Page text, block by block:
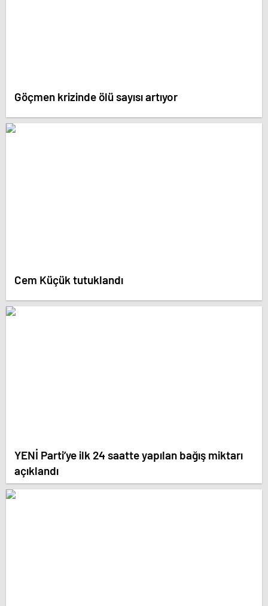
Göçmen krizinde ölü sayısı artıyor
Cem Küçük tutuklandı
YENİ Parti’ye ilk 24 saatte yapılan bağış miktarı
açıklandı